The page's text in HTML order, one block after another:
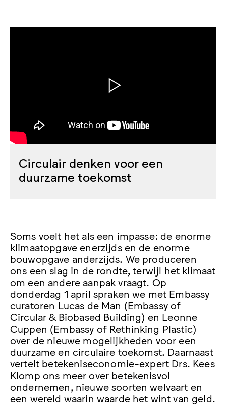
Circulair denken voor een
duurzame toekomst
Soms voelt het als een impasse: de enorme
klimaatopgave enerzijds en de enorme
bouwopgave anderzijds. We produceren
ons een slag in de rondte, terwijl het klimaat
om een andere aanpak vraagt. Op
donderdag 1 april spraken we met Embassy
curatoren Lucas de Man (Embassy of
Circular & Biobased Building) en Leonne
Cuppen (Embassy of Rethinking Plastic)
over de nieuwe mogelijkheden voor een
duurzame en circulaire toekomst. Daarnaast
vertelt betekeniseconomie-expert Drs. Kees
Klomp ons meer over betekenisvol
ondernemen, nieuwe soorten welvaart en
een wereld waarin waarde het wint van geld.